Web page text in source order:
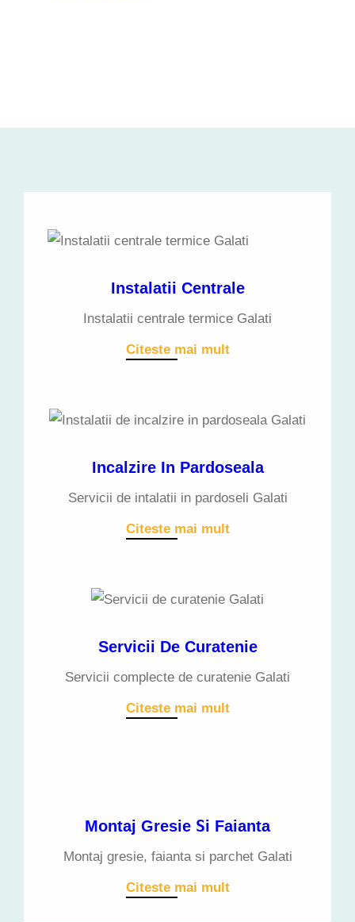
Instalatii Centrale
Instalatii centrale termice Galati
Citeste mai mult
Incalzire In Pardoseala
Servicii de intalatii in pardoseli Galati
Citeste mai mult
Servicii De Curatenie
Servicii complecte de curatenie Galati
Citeste mai mult
Montaj Gresie SI Faianta
Montaj gresie, faianta si parchet Galati
Citeste mai mult